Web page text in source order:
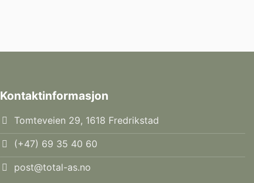
Kontaktinformasjon
Tomteveien 29, 1618 Fredrikstad
(+47) 69 35 40 60
post@total-as.no